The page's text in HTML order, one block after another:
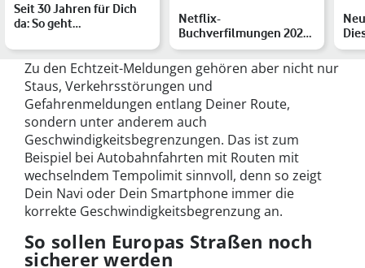
Seit 30 Jahren für Dich
da: So geht
Deinem Vod…
Netflix-
Buchverfilmungen 2026:
Die Highlights im
Überblick
Zu den Echtzeit-Meldungen gehören aber nicht nur
Staus, Verkehrsstörungen und
Gefahrenmeldungen entlang Deiner Route,
sondern unter anderem auch
Geschwindigkeitsbegrenzungen. Das ist zum
Beispiel bei Autobahnfahrten mit Routen mit
wechselndem Tempolimit sinnvoll, denn so zeigt
Dein Navi oder Dein Smartphone immer die
korrekte Geschwindigkeitsbegrenzung an.
So sollen Europas Straßen noch
sicherer werden